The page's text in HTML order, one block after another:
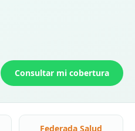
Consultar mi cobertura
Federada Salud